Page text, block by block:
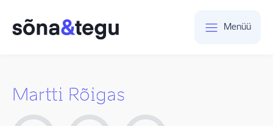
Menüü
Martti Rõigas